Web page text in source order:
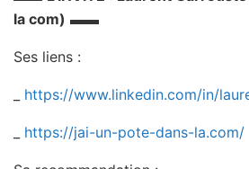
la com) ▬▬
Ses liens :
https://www.linkedin.com/in/
https://jai-un-pote-dans-la.com/